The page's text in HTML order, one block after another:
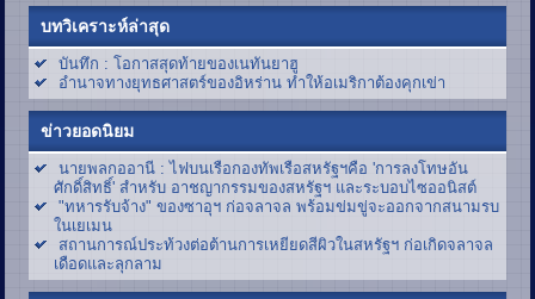
บทวิเคราะห์ล่าสุด
บันทึก : โอกาสสุดท้ายของเนทันยาฮู
อำนาจทางยุทธศาสตร์ของอิหร่าน ทำให้อเมริกาต้องคุกเข่า
ข่าวยอดนิยม
นายพลกออานี : ไฟบนเรือกองทัพเรือสหรัฐฯคือ 'การลงโทษอัน
ศักดิ์สิทธิ์' สำหรับ อาชญากรรมของสหรัฐฯ และระบอบไซออนิสต์
"ทหารรับจ้าง" ของซาอุฯ ก่อจลาจล พร้อมข่มขู่จะออกจากสนามรบ
ในเยเมน
สถานการณ์ประท้วงต่อต้านการเหยียดสีผิวในสหรัฐฯ ก่อเกิดจลาจล
เดือดและลุกลาม